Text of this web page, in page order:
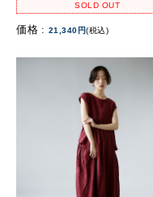
SOLD OUT
価格 : 21,340円(税込)